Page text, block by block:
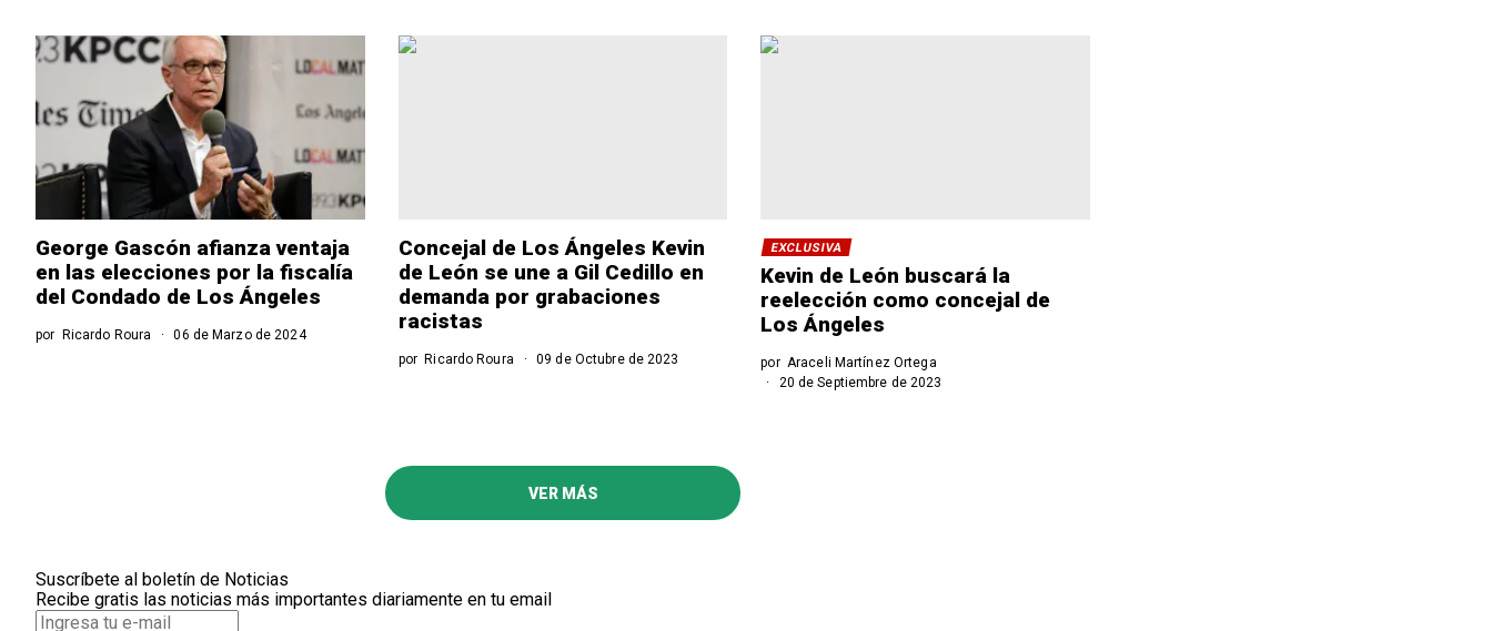
George Gascón afianza ventaja
en las elecciones por la fiscalía
del Condado de Los Ángeles
por Ricardo Roura 06 de Marzo de 2024
Concejal de Los Ángeles Kevin
de León se une a Gil Cedillo en
demanda por grabaciones
racistas
por Ricardo Roura 09 de Octubre de 2023
EXCLUSIVA
Kevin de León buscará la
reelección como concejal de
Los Ángeles
por Araceli Martínez Ortega
20 de Septiembre de 2023
VER MÁS
Suscríbete al boletín de Noticias
Recibe gratis las noticias más importantes diariamente en tu email